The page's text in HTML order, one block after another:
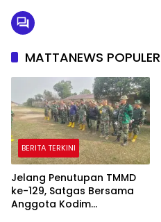
MATTANEWS POPULER
BERITA TERKINI
Jelang Penutupan TMMD
ke-129, Satgas Bersama
Anggota Kodim